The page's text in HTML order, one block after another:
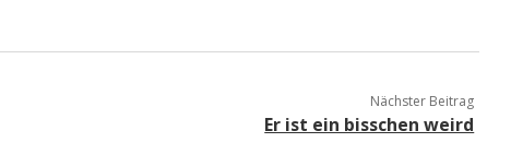
Nächster Beitrag
Er ist ein bisschen weird